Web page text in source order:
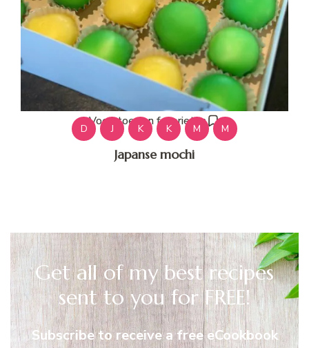
Voeg toe aan favorieten
D J K K M M
Japanse mochi
Get all of my best recipes
sent to you for FREE!
Subscribe to receive a free eCookbook